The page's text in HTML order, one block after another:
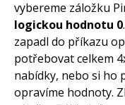
vybereme záložku
logickou hodnotu 0
zapadl do příkazu
potřebovat celkem
nabídky, nebo si ho
opravíme hodnoty.